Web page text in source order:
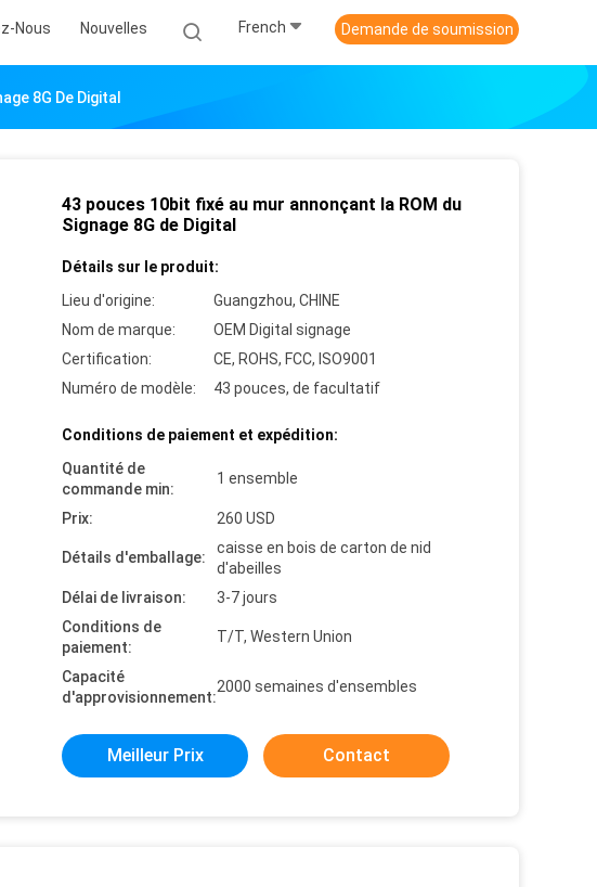
Nous Nouvelles French Demande de soumission
8G De Digital
43 pouces 10bit fixé au mur annonçant la ROM du
Signage 8G de Digital
Détails sur le produit:
Lieu d'origine:
Guangzhou, CHINE
Nom de marque:
OEM Digital signage
Certification:
CE, ROHS, FCC, ISO9001
Numéro de modèle:
43 pouces, de facultatif
Conditions de paiement et expédition:
Quantité de
commande min:
1 ensemble
Prix: 260 USD
Détails d'emballage:
caisse en bois de carton de nid
d'abeilles
Délai de livraison:
3-7 jours
Conditions de
paiement:
T/T, Western Union
Capacité
d'approvisionnement:
2000 semaines d'ensembles
Meilleur Prix Contact